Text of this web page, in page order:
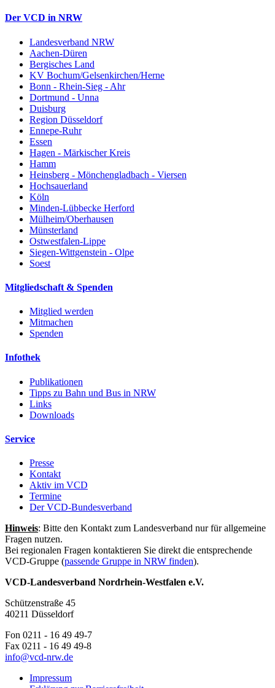
Der VCD in NRW
Landesverband NRW
Aachen-Düren
Bergisches Land
KV Bochum/Gelsenkirchen/Herne
Bonn - Rhein-Sieg - Ahr
Dortmund - Unna
Duisburg
Region Düsseldorf
Ennepe-Ruhr
Essen
Hagen - Märkischer Kreis
Hamm
Heinsberg - Mönchengladbach - Viersen
Hochsauerland
Köln
Minden-Lübbecke Herford
Mülheim/Oberhausen
Münsterland
Ostwestfalen-Lippe
Siegen-Wittgenstein - Olpe
Soest
Mitgliedschaft & Spenden
Mitglied werden
Mitmachen
Spenden
Infothek
Publikationen
Tipps zu Bahn und Bus in NRW
Links
Downloads
Service
Presse
Kontakt
Aktiv im VCD
Termine
Der VCD-Bundesverband
Hinweis: Bitte den Kontakt zum Landesverband nur für allgemeine
Fragen nutzen.
Bei regionalen Fragen kontaktieren Sie direkt die entsprechende
VCD-Gruppe (passende Gruppe in NRW finden).
VCD-Landesverband Nordrhein-Westfalen e.V.
Schützenstraße 45
40211 Düsseldorf
Fon 0211 - 16 49 49-7
Fax 0211 - 16 49 49-8
info@vcd-nrw.de
Impressum